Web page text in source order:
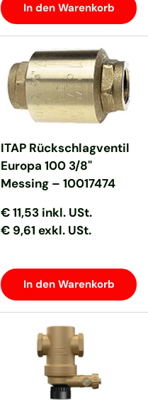
In den Warenkorb
ITAP Rückschlagventil
Europa 100 3/8"
Messing – 10017474
Normaler Preis
Normaler Preis
€ 11,53 inkl. USt.
€ 9,61 exkl. USt.
In den Warenkorb